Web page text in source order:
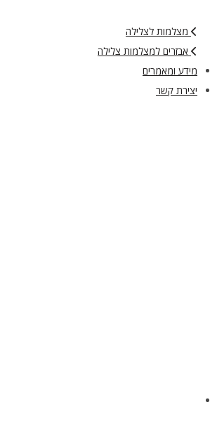
מצלמות לצלילה
אבזרים למצלמות צלילה
מידע ומאמרים
יצירת קשר